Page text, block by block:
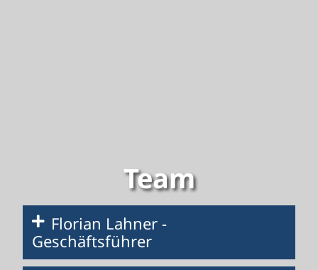
Team
Florian Lahner -
Geschäftsführer